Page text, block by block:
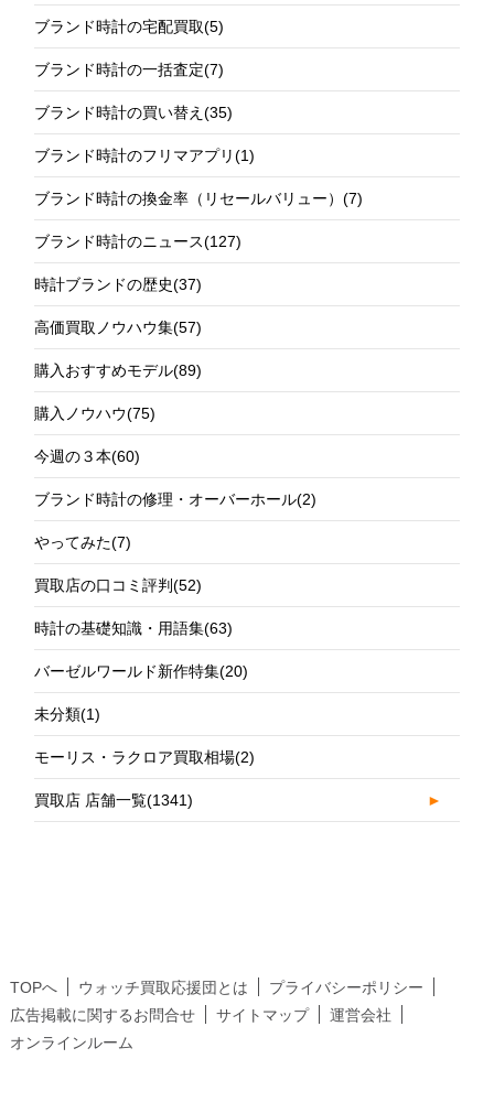
ブランド時計の宅配買取(5)
ブランド時計の一括査定(7)
ブランド時計の買い替え(35)
ブランド時計のフリマアプリ(1)
ブランド時計の換金率（リセールバリュー）(7)
ブランド時計のニュース(127)
時計ブランドの歴史(37)
高価買取ノウハウ集(57)
購入おすすめモデル(89)
購入ノウハウ(75)
今週の３本(60)
ブランド時計の修理・オーバーホール(2)
やってみた(7)
買取店の口コミ評判(52)
時計の基礎知識・用語集(63)
バーゼルワールド新作特集(20)
未分類(1)
モーリス・ラクロア買取相場(2)
買取店 店舗一覧(1341) ►
TOPへ ウォッチ買取応援団とは
プライバシーポリシー
広告掲載に関するお問合せ
サイトマップ
運営会社
オンラインルーム